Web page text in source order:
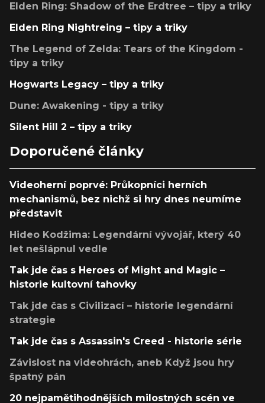
Elden Ring: Shadow of the Erdtree – tipy a triky
Elden Ring Nightreing – tipy a triky
The Legend of Zelda: Tears of the Kingdom -
tipy a triky
Hogwarts Legacy – tipy a triky
Dune: Awakening - tipy a triky
Silent Hill 2 – tipy a triky
Doporučené články
Videoherní poprvé: Průkopníci herních
mechanismů, bez nichž si hry dnes neumíme
představit
Hideo Kodžima: Legendární vývojář, který 40
let nešlápnul vedle
Tak jde čas s Heroes of Might and Magic –
historie kultovní tahovky
Tak jde čas s Civilizací – historie legendární
strategie
Tak jde čas s Assassin's Creed - historie série
Závislost na videohrách, aneb Když jsou hry
špatný pán
20 nejpamětihodnějších milostných scén ve